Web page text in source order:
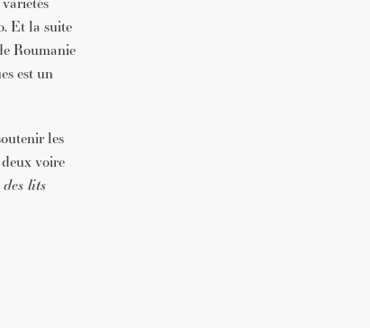
Et la suite
Roumanie
est un
les
voire
lits